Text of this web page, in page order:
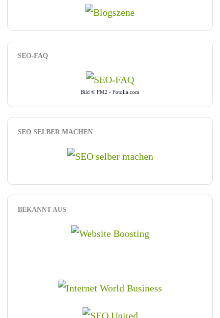
SEO-FAQ
Bild © FM2 - Fotolia.com
SEO SELBER MACHEN
BEKANNT AUS